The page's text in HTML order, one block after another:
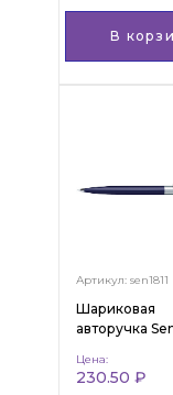
В
Артикул: sen1811
Шариковая
авторучка
Цена:
230.50 ₽